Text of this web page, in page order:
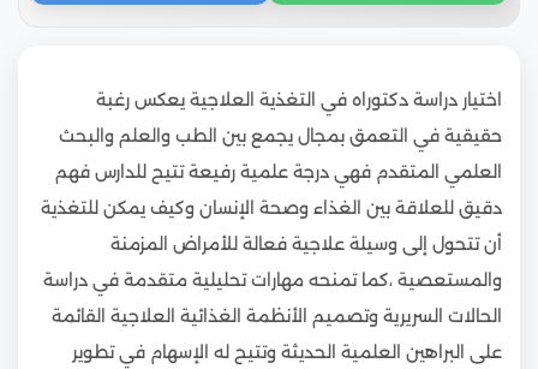
اختيار دراسة دكتوراه في التغذية العلاجية يعكس رغبة
حقيقية في التعمق بمجال يجمع بين الطب والعلم والبحث
العلمي المتقدم فهي درجة علمية رفيعة تتيح للدارس فهم
دقيق للعلاقة بين الغذاء وصحة الإنسان وكيف يمكن للتغذية
أن تتحول إلى وسيلة علاجية فعالة للأمراض المزمنة
والمستعصية ،كما تمنحه مهارات تحليلية متقدمة في دراسة
الحالات السريرية وتصميم الأنظمة الغذائية العلاجية القائمة
على البراهين العلمية الحديثة وتتيح له الإسهام في تطوير